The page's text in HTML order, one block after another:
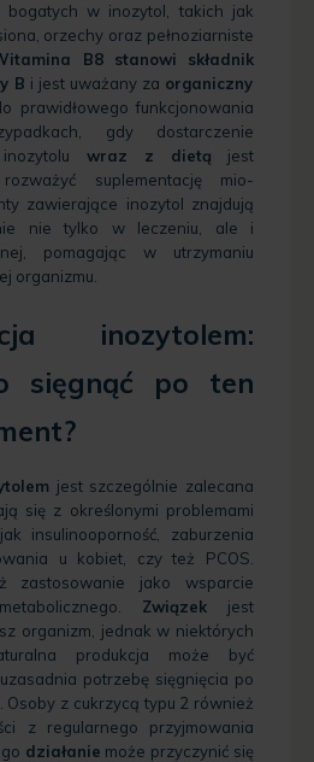
bogatych w inozytol, takich jak
orzechy oraz pełnoziarniste
B8 stanowi składnik
B i jest uważany za organiczny
prawidłowego funkcjonowania
gdy dostarczenie
wraz z dietą jest
suplementację mio-
zawierające inozytol znajdują
nie tylko w leczeniu, ale i
pomagając w utrzymaniu
organizmu.
inozytolem:
sięgnąć po ten
jest szczególnie zalecana
się z określonymi problemami
insulinooporność, zaburzenia
u kobiet, czy też PCOS.
zastosowanie jako wsparcie
Związekjest
organizm, jednak w niektórych
produkcja może być
potrzebę sięgnięcia po
. Osoby z cukrzycą typu 2 również
z regularnego przyjmowania
działanie może przyczynić się